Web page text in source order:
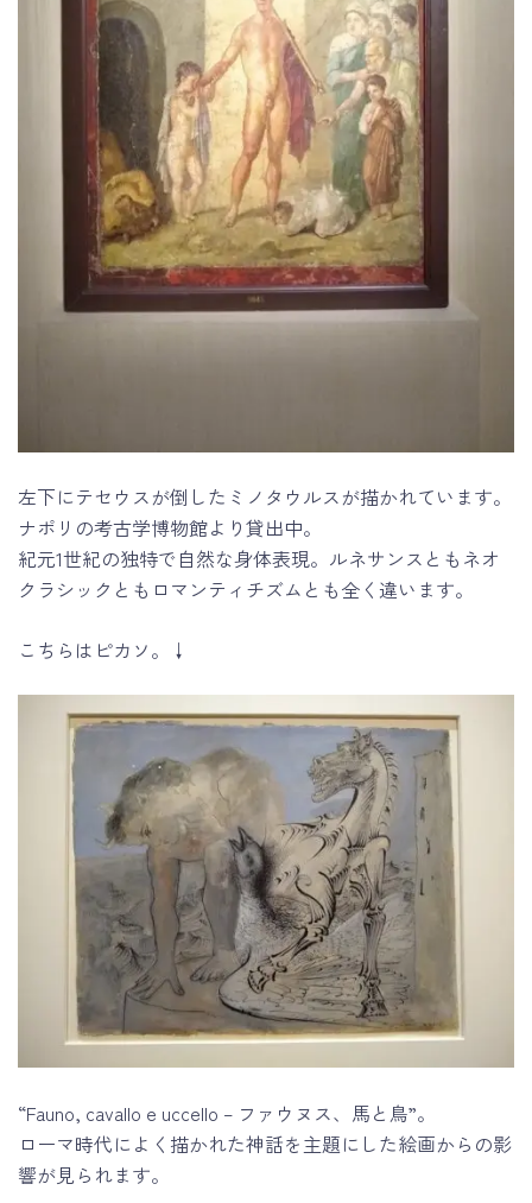
左下にテセウスが倒したミノタウルスが描かれています。
ナポリの考古学博物館より貸出中。
紀元1世紀の独特で自然な身体表現。ルネサンスともネオ
クラシックともロマンティチズムとも全く違います。
こちらはピカソ。↓
“Fauno, cavallo e uccello – ファウヌス、馬と鳥”。
ローマ時代によく描かれた神話を主題にした絵画からの影
響が見られます。